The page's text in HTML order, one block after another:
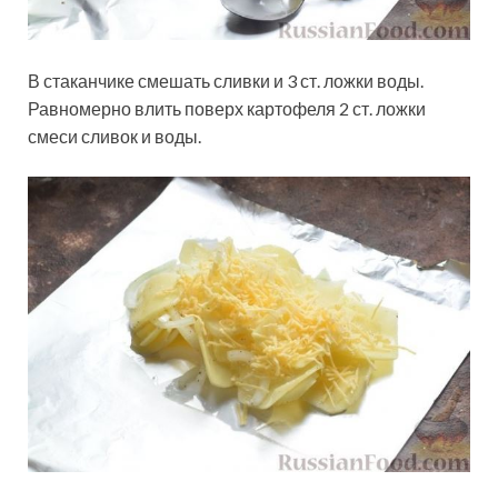
В стаканчике смешать сливки и 3 ст. ложки воды.
Равномерно влить поверх картофеля 2 ст. ложки
смеси сливок и воды.